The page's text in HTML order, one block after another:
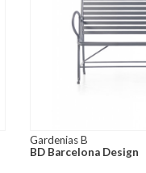
Gardenias B
BD Barcelona Design